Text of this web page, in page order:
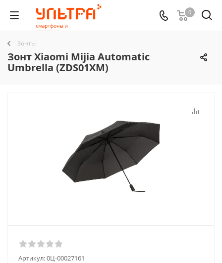
0
Зонты
Зонт Xiaomi Mijia Automatic
Umbrella (ZDS01XM)
Артикул:0Ц-00027161